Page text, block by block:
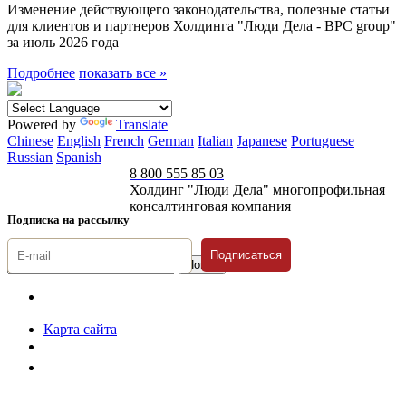
Изменение действующего законодательства, полезные статьи
для клиентов и партнеров Холдинга "Люди Дела - BPC group"
за июль 2026 года
Подробнее показать все »
Powered by
Translate
Chinese English French German Italian Japanese Portuguese
Russian Spanish
Подписка на рассылку
8 800 555 85 03
Холдинг "Люди Дела" многопрофильная
консалтинговая компания
Подписаться
Карта сайта